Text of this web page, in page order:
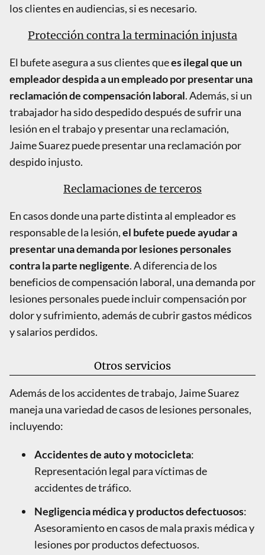
los clientes en audiencias, si es necesario.
Protección contra la terminación injusta
El bufete asegura a sus clientes quees ilegal que un
empleador despida a un empleado por presentar una
reclamación de compensación laboral. Además, si un
trabajador ha sido despedido después de sufrir una
lesión en el trabajo y presentar una reclamación,
Jaime Suarez puede presentar una reclamación por
despido injusto.
Reclamaciones de terceros
En casos donde una parte distinta al empleador es
responsable de la lesión,el bufete puede ayudar a
presentar una demanda por lesiones personales
contra la parte negligente. A diferencia de los
beneficios de compensación laboral, una demanda por
lesiones personales puede incluir compensación por
dolor y sufrimiento, además de cubrir gastos médicos
y salarios perdidos.
Otros servicios
Además de los accidentes de trabajo, Jaime Suarez
maneja una variedad de casos de lesiones personales,
incluyendo:
Accidentes de auto y motocicleta:
Representación legal para víctimas de
accidentes de tráfico.
Negligencia médica y productos defectuosos:
Asesoramiento en casos de mala praxis médica y
lesiones por productos defectuosos.